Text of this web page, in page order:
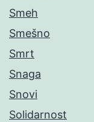
Smeh
Smešno
Smrt
Snaga
Snovi
Solidarnost